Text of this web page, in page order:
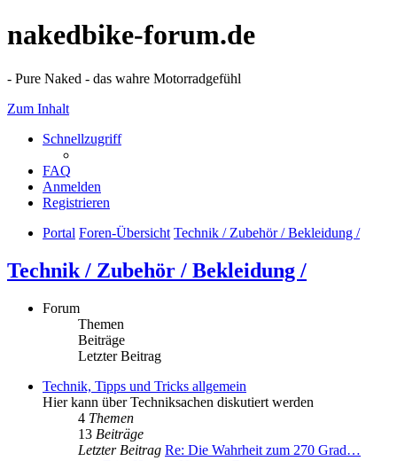
nakedbike-forum.de
- Pure Naked - das wahre Motorradgefühl
Zum Inhalt
Schnellzugriff
FAQ
Anmelden
Registrieren
Portal Foren-Übersicht Technik / Zubehör / Bekleidung /
Technik / Zubehör / Bekleidung /
Forum
Themen
Beiträge
Letzter Beitrag
Technik, Tipps und Tricks allgemein
Hier kann über Techniksachen diskutiert werden
4 Themen
13 Beiträge
Letzter Beitrag Re: Die Wahrheit zum 270 Grad…